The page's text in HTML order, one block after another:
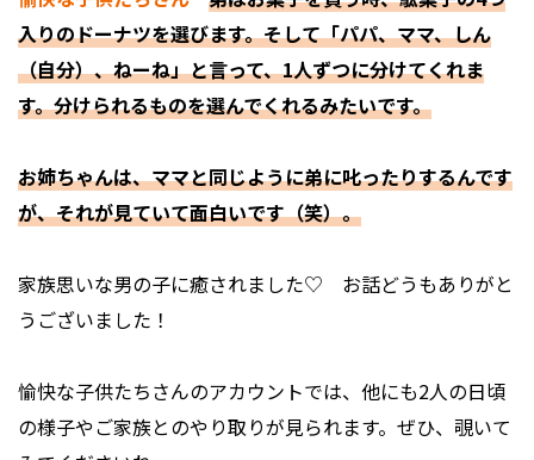
入りのドーナツを選びます。そして「パパ、ママ、しん
（自分）、ねーね」と言って、1人ずつに分けてくれま
す。分けられるものを選んでくれるみたいです。
お姉ちゃんは、ママと同じように弟に叱ったりするんです
が、それが見ていて面白いです（笑）。
――家族思いな男の子に癒されました♡ お話どうもありがと
うございました！
愉快な子供たちさんのアカウントでは、他にも2人の日頃
の様子やご家族とのやり取りが見られます。ぜひ、覗いて